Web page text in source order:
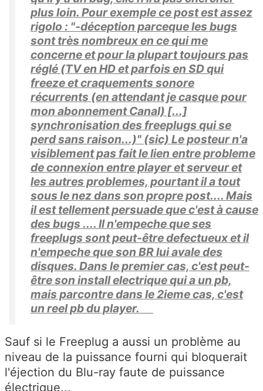
plus loin. Pour exemple ce post est assez
rigolo : "-déception parceque les bugs
sont très nombreux en ce qui me
concerne et pour la plupart toujours pas
réglé (TV en HD et parfois en SD qui
freeze et craquements sonore
récurrents (en attendant je casque pour
mon abonnement Canal) [...]
synchronisation des freeplugs qui se
perd sans raison...)" (sic) Le posteur n'a
visiblement pas fait le lien entre probleme
de connexion entre player et serveur et
les autres problemes, pourtant il a tout
sous le nez dans son propre post.... Mais
il est tellement persuade que c'est à cause
des bugs .... Il n'empeche que ses
freeplugs sont peut-être defectueux et il
n'empeche que son BR lui avale des
disques. Dans le premier cas, c'est peut-
être son install electrique qui a un pb,
mais parcontre dans le 2ieme cas, c'est
un reel pb du player.
Sauf si le Freeplug a aussi un problème au
niveau de la puissance fourni qui bloquerait
l'éjection du Blu-ray faute de puissance
électrique...